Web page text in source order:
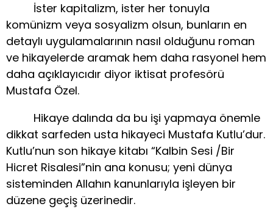
İster kapitalizm, ister her tonuyla
komünizm veya sosyalizm olsun, bunların en
detaylı uygulamalarının nasıl olduğunu roman
ve hikayelerde aramak hem daha rasyonel hem
daha açıklayıcıdır diyor iktisat profesörü
Mustafa Özel.
Hikaye dalında da bu işi yapmaya önemle
dikkat sarfeden usta hikayeci Mustafa Kutlu’dur.
Kutlu’nun son hikaye kitabı “Kalbin Sesi /Bir
Hicret Risalesi”nin ana konusu; yeni dünya
sisteminden Allahın kanunlarıyla işleyen bir
düzene geçiş üzerinedir.